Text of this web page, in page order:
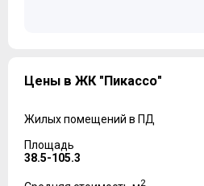
Цены в ЖК "Пикассо"
Жилых помещений в ПД
Площадь
38.5-105.3
2